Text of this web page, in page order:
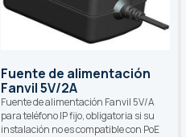
Fuente de alimentación
Fanvil 5V/2A
Fuente de alimentación Fanvil 5V/A
para teléfono IP fijo, obligatoria si su
instalación no es compatible con PoE